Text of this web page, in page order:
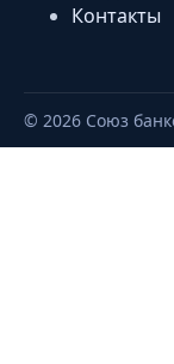
Контакты
© 2026 Союз